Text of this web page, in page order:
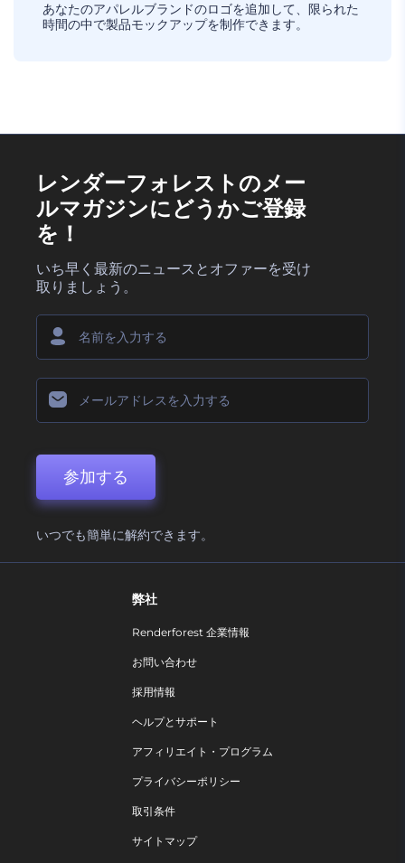
あなたのアパレルブランドのロゴを追加して、限られた
時間の中で製品モックアップを制作できます。
レンダーフォレストのメー
ルマガジンにどうかご登録
を！
いち早く最新のニュースとオファーを受け
取りましょう。
参加する
いつでも簡単に解約できます。
弊社
Renderforest 企業情報
お問い合わせ
採用情報
ヘルプとサポート
アフィリエイト・プログラム
プライバシーポリシー
取引条件
サイトマップ